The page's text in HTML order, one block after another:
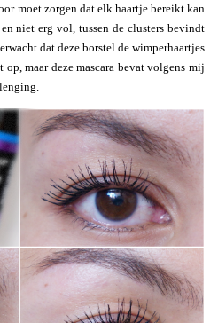
moet zorgen dat elk haartje bereikt kan
niet erg vol, tussen de clusters bevindt
dat deze borstel de wimperhaartjes
maar deze mascara bevat volgens mij